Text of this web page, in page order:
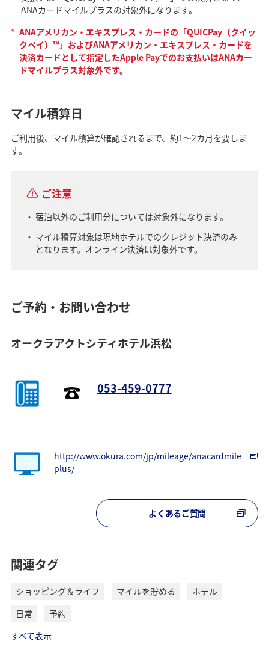
ANAカードマイルプラスの対象外になります。
* ANAアメリカン・エキスプレス・カードの「QUICPay（クイッ
クペイ）™」およびANAアメリカン・エキスプレス・カードを
決済カードとして指定したApple Payでのお支払いはANAカー
ドマイルプラス対象外です。
マイル積算日
ご利用後、マイル積算が確認されるまで、約1～2カ月を要しま
す。
ご注意
宿泊以外のご利用分については対象外になります。
マイル積算対象は現地ホテルでのクレジット決済のみ
となります。オンライン決済は対象外です。
ご予約・お問い合わせ
オークラアクトシティホテル浜松
053-459-0777
http://www.okura.com/jp/mileage/anacardmile
plus/
よくあるご質問
関連タグ
ショッピング＆ライフ マイルを貯める
ホテル
日常
予約
すべて表示